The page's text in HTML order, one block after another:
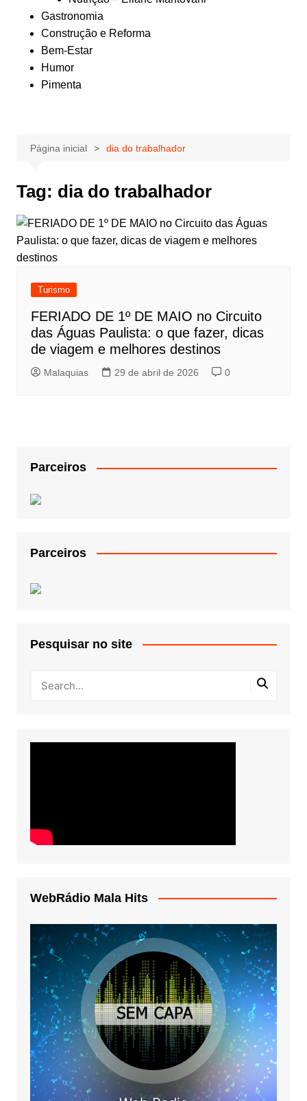
Gastronomia
Construção e Reforma
Bem-Estar
Humor
Pimenta
Página inicial dia do trabalhador
Tag: dia do trabalhador
Turismo
FERIADO DE 1º DE MAIO no Circuito
das Águas Paulista: o que fazer, dicas
de viagem e melhores destinos
Malaquias 29 de abril de 2026 0
Parceiros
Parceiros
Pesquisar no site
WebRádio Mala Hits